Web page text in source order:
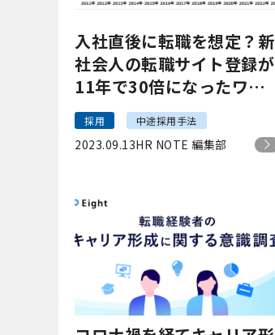
入社直後に転職を想定？新
社会人の転職サイト登録が
11年で30倍になったワケ
｜doda副編集長 桜井 貴史
採用 中途採用手法
2023.09.13HR NOTE 編集部